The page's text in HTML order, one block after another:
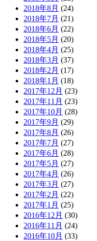
2018年8月 (24)
2018年7月 (21)
2018年6月 (22)
2018年5月 (20)
2018年4月 (25)
2018年3月 (37)
2018年2月 (17)
2018年1月 (18)
2017年12月 (23)
2017年11月 (23)
2017年10月 (28)
2017年9月 (29)
2017年8月 (26)
2017年7月 (27)
2017年6月 (28)
2017年5月 (27)
2017年4月 (26)
2017年3月 (27)
2017年2月 (22)
2017年1月 (25)
2016年12月 (30)
2016年11月 (24)
2016年10月 (33)